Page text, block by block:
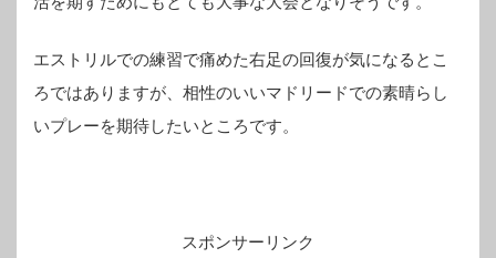
エストリルでの練習で痛めた右足の回復が気になるとこ
ろではありますが、相性のいいマドリードでの素晴らし
いプレーを期待したいところです。
スポンサーリンク